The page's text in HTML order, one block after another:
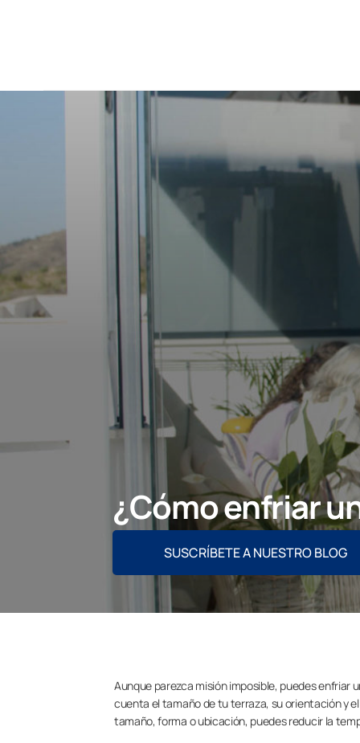
¿Cómo enfriar
SUSCRÍBETE A NUESTRO BLOG
Aunque parezca misión imposible, puedes
cuenta el tamaño de tu terraza, su orientación y
tamaño, forma o ubicación, puedes reducir la